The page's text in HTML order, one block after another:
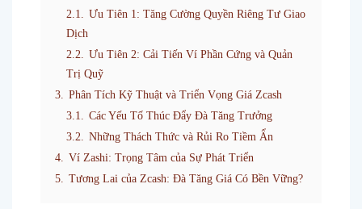
2.1.
Ưu Tiên 1: Tăng Cường Quyền Riêng Tư Giao
Dịch
2.2.
Ưu Tiên 2: Cải Tiến Ví Phần Cứng và Quản
Trị Quỹ
3.
Phân Tích Kỹ Thuật và Triển Vọng Giá Zcash
3.1.
Các Yếu Tố Thúc Đẩy Đà Tăng Trưởng
3.2.
Những Thách Thức và Rủi Ro Tiềm Ẩn
4.
Ví Zashi: Trọng Tâm của Sự Phát Triển
5.
Tương Lai của Zcash: Đà Tăng Giá Có Bền Vững?